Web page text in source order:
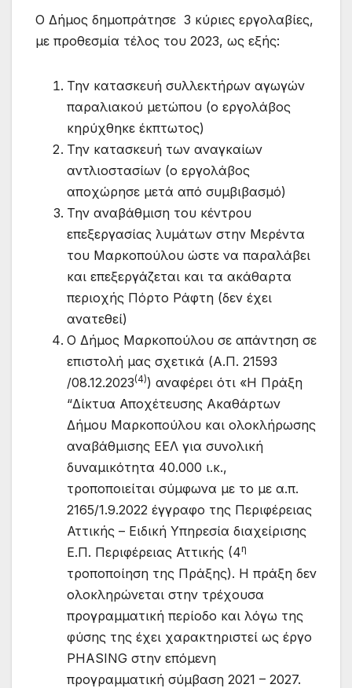
Ο Δήμος δημοπράτησε 3 κύριες εργολαβίες,
με προθεσμία τέλος του 2023, ως εξής:
Την κατασκευή συλλεκτήρων αγωγών
παραλιακού μετώπου (ο εργολάβος
κηρύχθηκε έκπτωτος)
Την κατασκευή των αναγκαίων
αντλιοστασίων (ο εργολάβος
αποχώρησε μετά από συμβιβασμό)
Την αναβάθμιση του κέντρου
επεξεργασίας λυμάτων στην Μερέντα
του Μαρκοπούλου ώστε να παραλάβει
και επεξεργάζεται και τα ακάθαρτα
περιοχής Πόρτο Ράφτη (δεν έχει
ανατεθεί)
Ο Δήμος Μαρκοπούλου σε απάντηση σε
επιστολή μας σχετικά (Α.Π. 21593
/08.12.2023(4)) αναφέρει ότι «Η Πράξη
“Δίκτυα Αποχέτευσης Ακαθάρτων
Δήμου Μαρκοπούλου και ολοκλήρωσης
αναβάθμισης ΕΕΛ για συνολική
δυναμικότητα 40.000 ι.κ.,
τροποποιείται σύμφωνα με το με α.π.
2165/1.9.2022 έγγραφο της Περιφέρειας
Αττικής – Ειδική Υπηρεσία διαχείρισης
Ε.Π. Περιφέρειας Αττικής (4η
τροποποίηση της Πράξης). Η πράξη δεν
ολοκληρώνεται στην τρέχουσα
προγραμματική περίοδο και λόγω της
φύσης της έχει χαρακτηριστεί ως έργο
PHASING στην επόμενη
προγραμματική σύμβαση 2021 – 2027.